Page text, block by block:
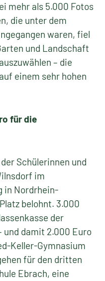
mehr als 5.000 Fotos
die unter dem
waren, fiel
und Landschaft
– die
einem sehr hohen
für die
Schülerinnen und
im
in Nordrhein-
belohnt. 3.000
der
und damit 2.000 Euro
Keller-Gymnasium
für den dritten
Ebrach, eine